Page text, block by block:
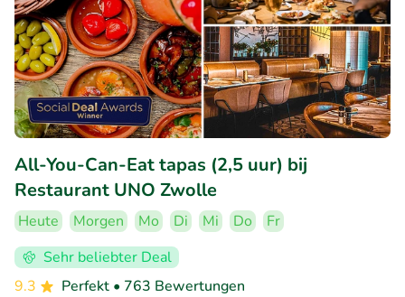
All-You-Can-Eat tapas (2,5 uur) bij
Restaurant UNO Zwolle
Heute Morgen Mo Di Mi Do
Fr
Sehr beliebter Deal
9.3
Perfekt • 763 Bewertungen